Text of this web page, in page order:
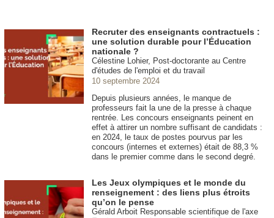
Recruter des enseignants contractuels :
une solution durable pour l’Éducation
nationale ?
Célestine Lohier, Post-doctorante au Centre
d'études de l'emploi et du travail
10 septembre 2024
Depuis plusieurs années, le manque de
professeurs fait la une de la presse à chaque
rentrée. Les concours enseignants peinent en
effet à attirer un nombre suffisant de candidats :
en 2024, le taux de postes pourvus par les
concours (internes et externes) était de 88,3 %
dans le premier comme dans le second degré.
Les Jeux olympiques et le monde du
renseignement : des liens plus étroits
qu’on le pense
Gérald Arboit Responsable scientifique de l'axe